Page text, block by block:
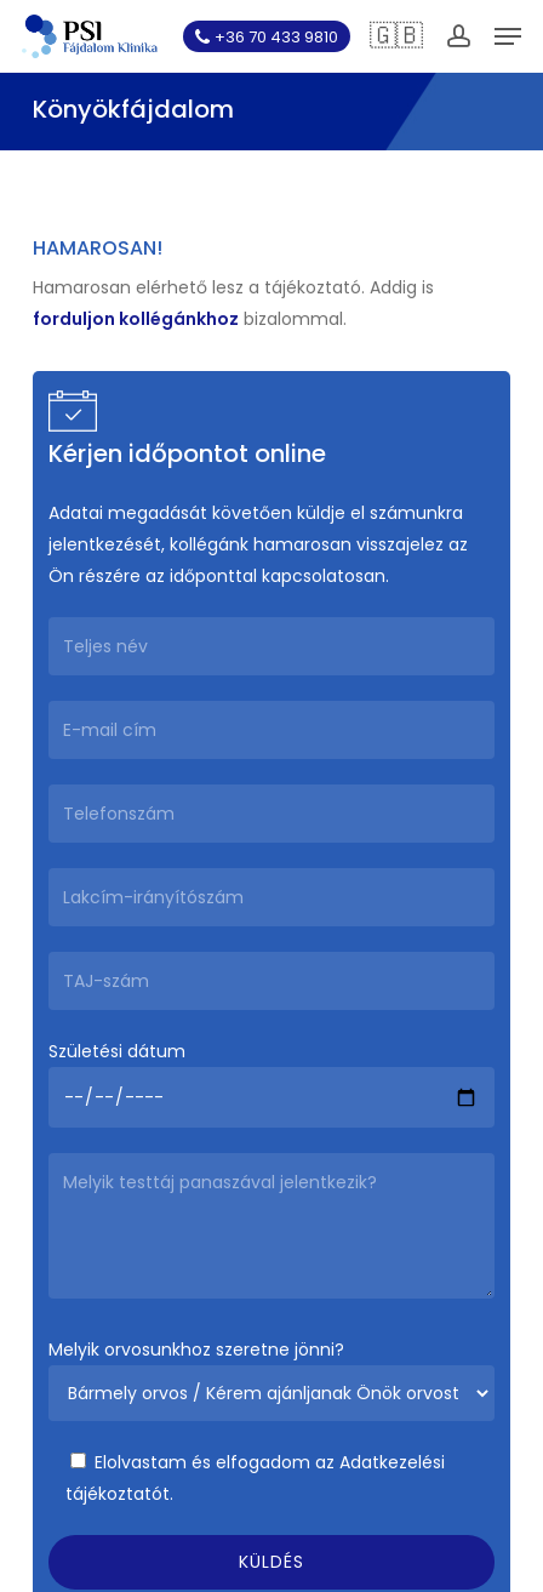
Skip
main
content
+36 70 433 9810 🇬🇧
Könyökfájdalom
HAMAROSAN!
Hamarosan elérhető lesz a tájékoztató. Addig is
forduljon kollégánkhoz bizalommal.
Kérjen időpontot online
Adatai megadását követően küldje el számunkra
jelentkezését, kollégánk hamarosan visszajelez az
Ön részére az időponttal kapcsolatosan.
Születési dátum
Melyik orvosunkhoz szeretne jönni?
Elolvastam és elfogadom azAdatkezelési
tájékoztatót.